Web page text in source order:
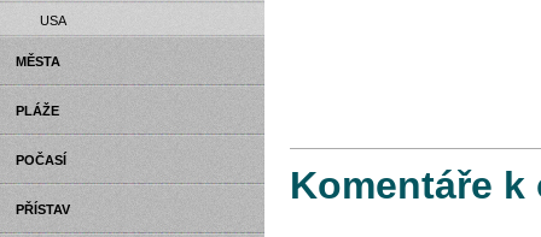
Komentáře k
USA
MĚSTA
PLÁŽE
POČASÍ
PŘÍSTAV